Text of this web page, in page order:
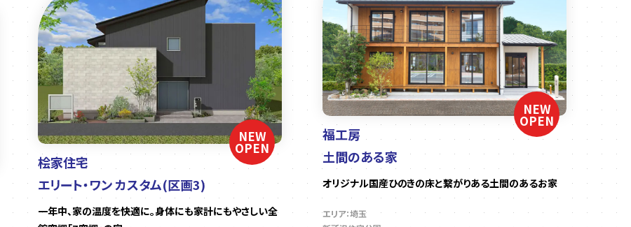
NEW
OPEN
桧家住宅
エリート・ワン カスタム(区画3)
一年中、家の温度を快適に。身体にも家計にもやさしい全
NEW
OPEN
福工房
土間のある家
オリジナル国産ひのきの床と繋がりある土間のあるお家
エリア：埼玉